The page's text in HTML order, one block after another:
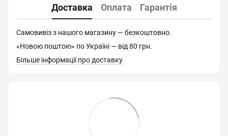
Доставка Оплата Гарантія
Самовивіз з нашого магазину — безкоштовно.
«Новою поштою» по Україні — від 80 грн.
Більше інформації про доставку